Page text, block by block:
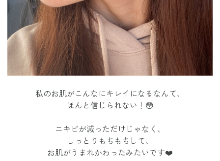
私のお肌がこんなにキレイになるなんて、
ほんと信じられない！😳
ニキビが減っただけじゃなく、
しっとりもちもちして、
お肌がうまれかわったみたいです❤️